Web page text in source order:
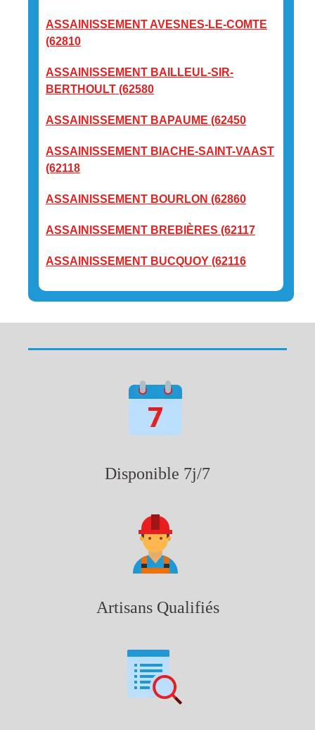
ASSAINISSEMENT AVESNES-LE-COMTE
(62810
ASSAINISSEMENT BAILLEUL-SIR-
BERTHOULT (62580
ASSAINISSEMENT BAPAUME (62450
ASSAINISSEMENT BIACHE-SAINT-VAAST
(62118
ASSAINISSEMENT BOURLON (62860
ASSAINISSEMENT BREBIÈRES (62117
ASSAINISSEMENT BUCQUOY (62116
Disponible 7j/7
Artisans Qualifiés